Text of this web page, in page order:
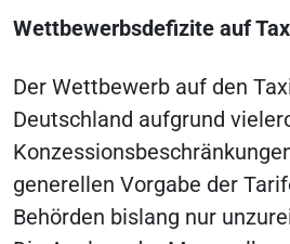
Wettbewerbsdefizite auf
Der Wettbewerb auf den
Deutschland aufgrund
generellen Vorgabe der
Behörden bislang nur